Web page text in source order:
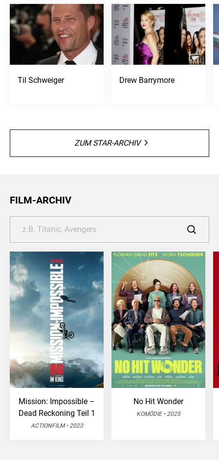
Til Schweiger Drew Barrymore
ZUM STAR-ARCHIV
FILM-ARCHIV
Mission: Impossible –
Dead Reckoning Teil 1
ACTIONFILM • 2023
No Hit Wonder
KOMÖDIE • 2025